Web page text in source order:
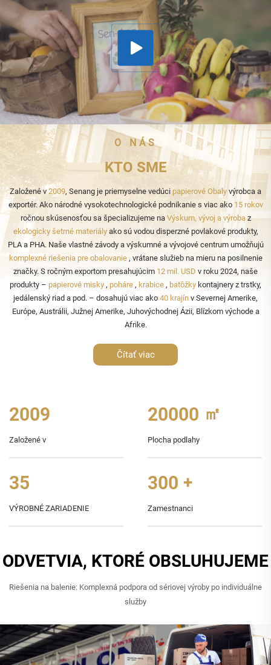
O NÁS
KTO SME
Založené v2009, Senang je priemyselne vedúci papierové Obaly výrobca a
exportér. Ako národné vysokotechnologické podnikanie s viac ako 15 rokov
ročnou skúsenosťou sa špecializujeme na Výskum, vývoj a výroba z
ekologicky šetrné materiály ako sú vodou disperzné povlakové produkty,
PLA a PHA. Naše vlastné závody a výskumné a vývojové centrum umožňujú
komplexné riešenia pre obalovanie , vrátane služieb na mieru na posilnenie
značky. S ročným exportom presahujúcim 12 mil. USD v roku 2024, naše
produkty – papierové misky , poháre , krabice , batôžky kontajnery z trstky,
jedálenský riad a pod. – dosahujú viac ako 40 krajín v Severnej Amerike,
Európe, Austrálii, Južnej Amerike, Juhovýchodnej Ázii, Blízkom východe a
Afrike.
Čítať viac
2009
Založené v
20000 ㎡
Plocha podlahy
35
VÝROBNÉ ZARIADENIE
300 +
Zamestnanci
ODVETVIA, KTORÉ OBSLUHUJEME
Riešenia na balenie: Komplexná podpora od sériovej výroby po individuálne
služby